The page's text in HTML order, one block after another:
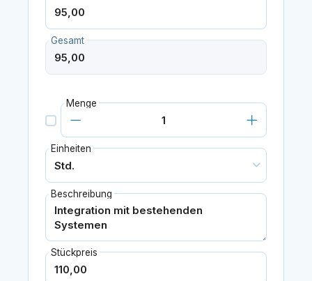
Gesamt
Menge
Einheiten
Beschreibung
Stückpreis